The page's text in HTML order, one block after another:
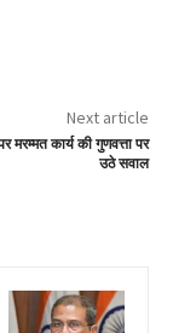
Next article
मरम्मत कार्य की गुणवत्ता पर
उठे सवाल